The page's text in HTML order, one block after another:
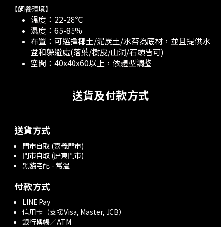
【飼養環境】
溫度：22-28℃
濕度：65-85%
布置：可選擇椰土/泥炭土/水苔為底材，並且提供水
盆和躲避處(落葉/樹皮/山洞/石頭皆可)
空間：40x40x60以上，依體型調整
送貨及付款方式
送貨方式
門市自取 (嘉義門市)
門市自取 (屏東門市)
黑貓宅配 - 常溫
付款方式
LINE Pay
信用卡（支援Visa, Master, JCB）
銀行轉帳／ATM